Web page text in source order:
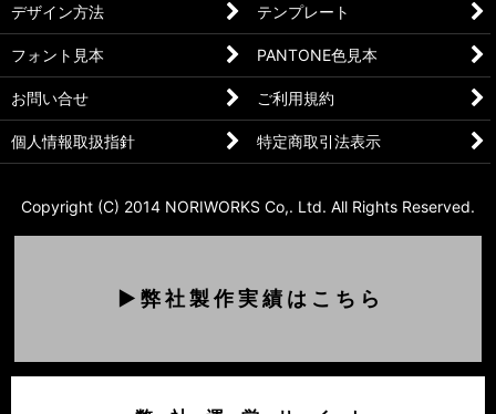
デザイン方法 テンプレート
フォント見本 PANTONE色見本
お問い合せ ご利用規約
個人情報取扱指針 特定商取引法表示
Copyright (C) 2014 NORIWORKS Co,. Ltd. All Rights Reserved.
▶ 弊 社 製 作 実 績 は こ ち ら